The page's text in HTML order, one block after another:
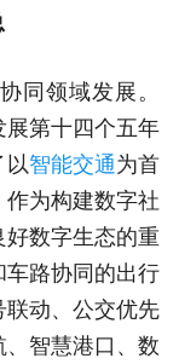
同领域发展。
展第十四个五年
以智能交通为首
为构建数字社
数字生态的重
路协同的出行
动、公交优先
智慧港口、数